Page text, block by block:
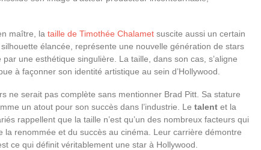
maître, la taille de Timothée Chalamet suscite aussi un certain
silhouette élancée, représente une nouvelle génération de stars
une esthétique singulière. La taille, dans son cas, s’aligne
à façonner son identité artistique au sein d’Hollywood.
ne serait pas complète sans mentionner Brad Pitt. Sa stature
un atout pour son succès dans l’industrie. Le talent et la
rappellent que la taille n’est qu’un des nombreux facteurs qui
la renommée et du succès au cinéma. Leur carrière démontre
ce qui définit véritablement une star à Hollywood.